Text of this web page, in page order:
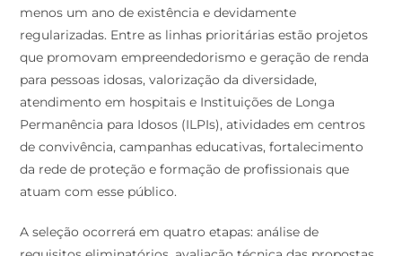
menos um ano de existência e devidamente
regularizadas. Entre as linhas prioritárias estão projetos
que promovam empreendedorismo e geração de renda
para pessoas idosas, valorização da diversidade,
atendimento em hospitais e Instituições de Longa
Permanência para Idosos (ILPIs), atividades em centros
de convivência, campanhas educativas, fortalecimento
da rede de proteção e formação de profissionais que
atuam com esse público.
A seleção ocorrerá em quatro etapas: análise de